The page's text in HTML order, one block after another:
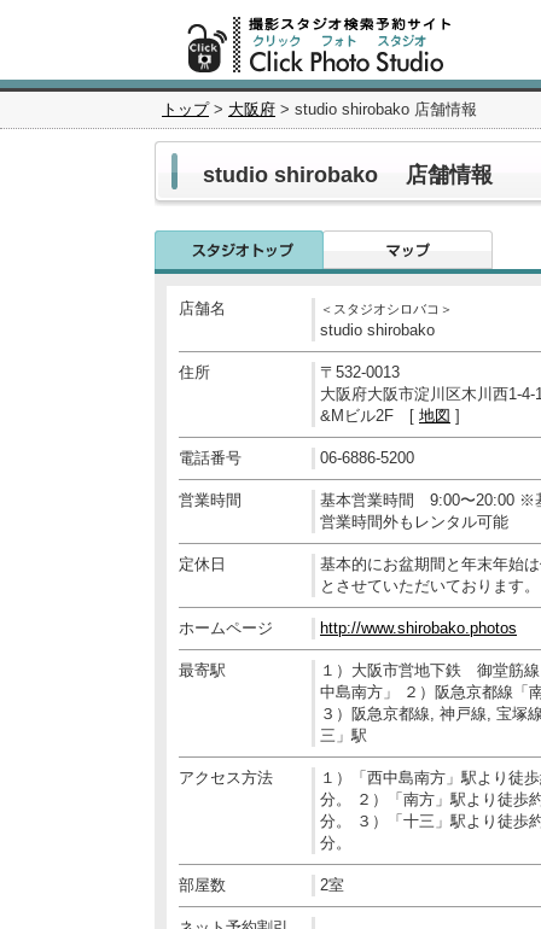
トップ> 大阪府 > studio shirobako 店舗情報
studio shirobako 店舗情報
店舗名 ＜スタジオシロバコ＞
studio shirobako
住所
〒532-0013
大阪府大阪市淀川区木川西1-
&Mビル2F [ 地図 ]
電話番号 06-6886-5200
営業時間
基本営業時間 9:00〜20:00 ※
営業時間外もレンタル可能
定休日
基本的にお盆期間と年末年始
とさせていただいております。
ホームページ http://www.shirobako.photos
最寄駅
１）大阪市営地下鉄 御堂筋
中島南方」 ２）阪急京都線「
３）阪急京都線, 神戸線, 宝塚
三」駅
アクセス方法
１）「西中島南方」駅より徒
分。 ２）「南方」駅より徒歩
分。 ３）「十三」駅より徒歩
分。
部屋数 2室